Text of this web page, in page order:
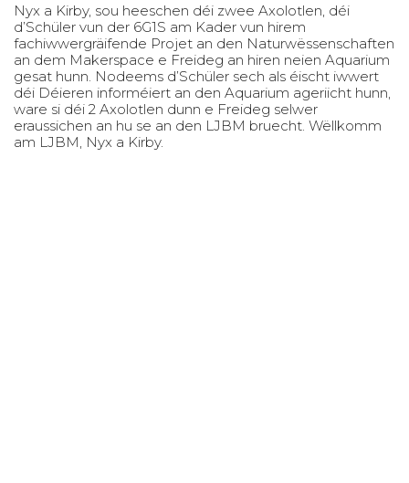
Nyx a Kirby, sou heeschen déi zwee Axolotlen, déi
d’Schüler vun der 6G1S am Kader vun hirem
fachiwwergräifende Projet an den Naturwëssenschaften
an dem Makerspace e Freideg an hiren neien Aquarium
gesat hunn. Nodeems d’Schüler sech als éischt iwwert
déi Déieren informéiert an den Aquarium ageriicht hunn,
ware si déi 2 Axolotlen dunn e Freideg selwer
eraussichen an hu se an den LJBM bruecht. Wëllkomm
am LJBM, Nyx a Kirby.